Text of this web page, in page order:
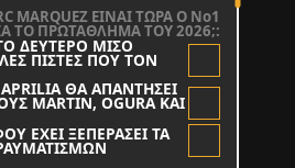
MARQUEZ ΕΙΝΑΙ ΤΩΡΑ Ο Νο1
ΤΟ ΠΡΩΤΑΘΛΗΜΑ ΤΟΥ 2026;:
ΔΕΥΤΕΡΟ ΜΙΣΟ
ΠΙΣΤΕΣ ΠΟΥ ΤΟΝ
ΘΑ ΑΠΑΝΤΗΣΕΙ
MARTIN, OGURA KAI
ΕΧΕΙ ΞΕΠΕΡΑΣΕΙ ΤΑ